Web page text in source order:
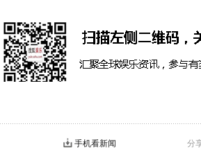
分
手机看新闻